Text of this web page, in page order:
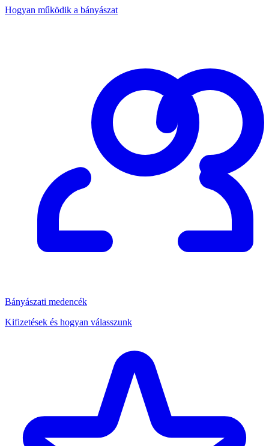
Hogyan működik a bányászat
Bányászati medencék
Kifizetések és hogyan válasszunk